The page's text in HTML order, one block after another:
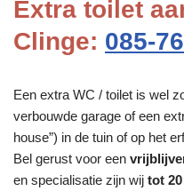
Extra toilet
Clinge: 085-
Een extra WC / toilet is wel
verbouwde garage of een
house”) in de tuin of op het
Bel gerust voor een
en specialisatie zijn wij tot